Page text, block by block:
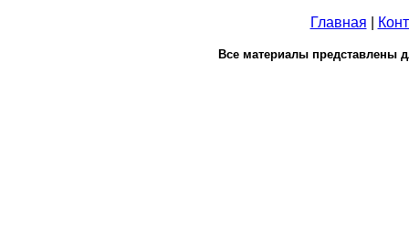
Главная
Все материалы представлены